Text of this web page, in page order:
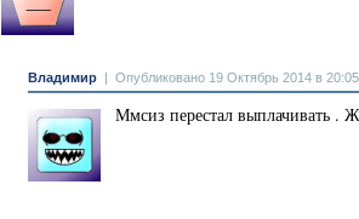
Владимир | Опубликовано 19 Октябрь 2014 в 20:05
Ммсиз перестал выплачивать .